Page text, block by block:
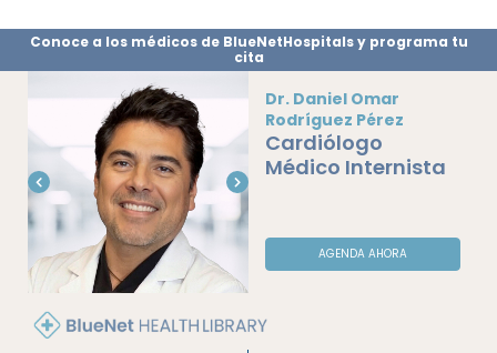
Conoce a los médicos de BlueNetHospitals y programa tu
cita
Dra. Yesica
Flores Serrano
Cardiología